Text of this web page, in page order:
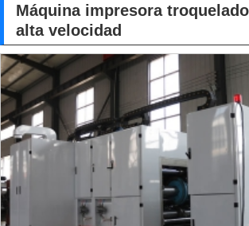
Máquina impresora
alta velocidad